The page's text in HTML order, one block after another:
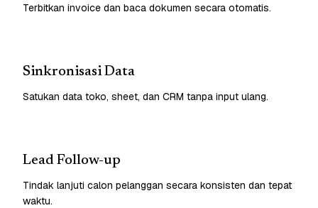
Terbitkan invoice dan baca dokumen secara otomatis.
Sinkronisasi Data
Satukan data toko, sheet, dan CRM tanpa input ulang.
Lead Follow-up
Tindak lanjuti calon pelanggan secara konsisten dan tepat
waktu.